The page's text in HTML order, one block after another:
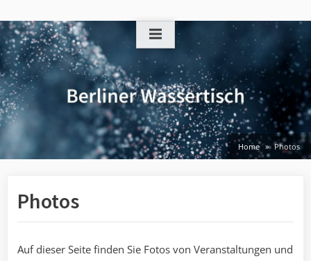
to
content
Home Photos
Photos
Auf dieser Seite finden Sie Fotos von Veranstaltungen und